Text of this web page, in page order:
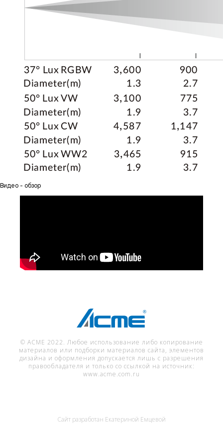
Видео - обзор
© ACME 2022. Любое использование либо копирование
материалов или подборки материалов сайта, элементов
дизайна и оформления допускается лишь с разрешения
правообладателя и только со ссылкой на источник:
www.acme.com.ru
Сайт разработан Екатериной Емцевой